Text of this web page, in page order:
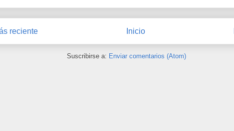
reciente Inicio
Suscribirse a: Enviar comentarios (Atom)